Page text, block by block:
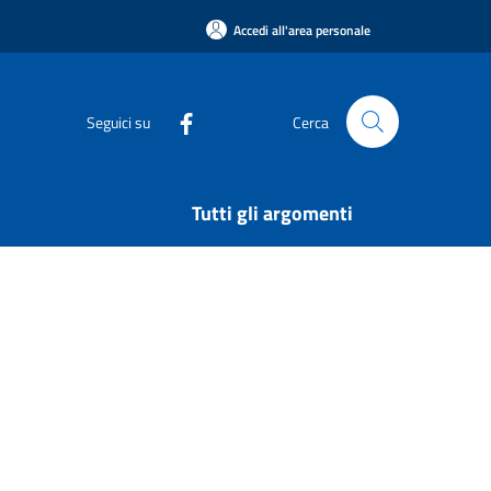
Accedi all'area personale
Seguici su Cerca
Tutti gli argomenti